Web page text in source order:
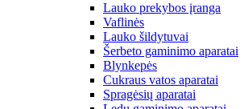
Lauko prekybos įranga
Vaflinės
Lauko šildytuvai
Šerbeto gaminimo aparatai
Blynkepės
Cukraus vatos aparatai
Spragėsių aparatai